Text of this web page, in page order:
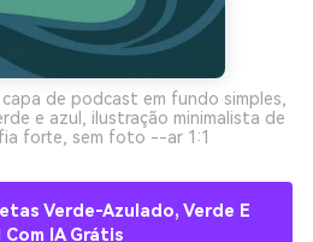
de podcast em fundo simples,
e azul, ilustração minimalista de
forte, sem foto --ar 1:1
Verde-Azulado, Verde E
Com IA Grátis